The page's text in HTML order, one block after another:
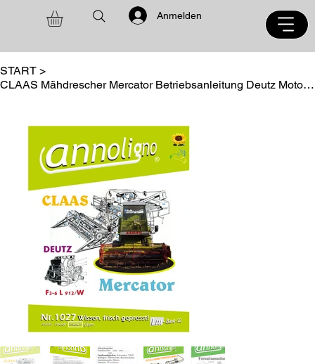
Anmelden
START >
CLAAS Mähdrescher Mercator Betriebsanleitung Deutz Motor F6L 912 Ersatzteilliste